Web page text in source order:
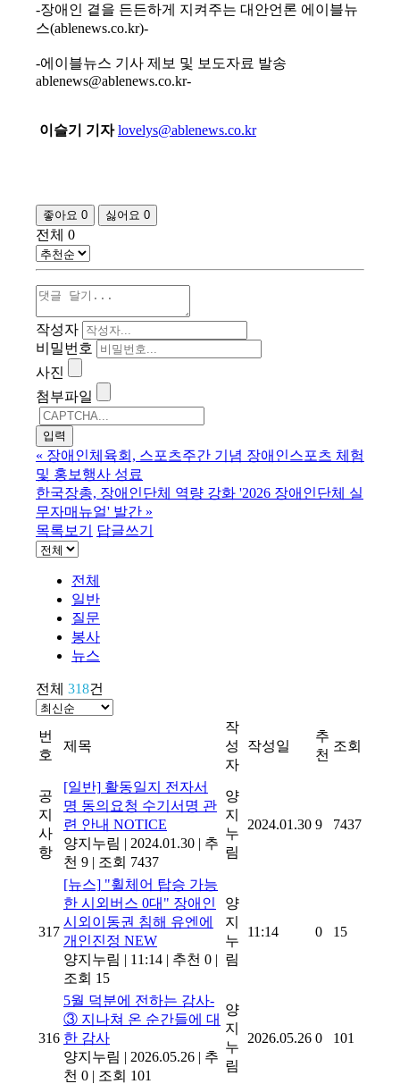
-장애인 곁을 든든하게 지켜주는 대안언론 에이블뉴
스(ablenews.co.kr)-
-에이블뉴스 기사 제보 및 보도자료 발송
ablenews@ablenews.co.kr-
이슬기 기자 lovelys@ablenews.co.kr
좋아요 0 싫어요 0
전체 0
작성자
비밀번호
사진
첨부파일
« 장애인체육회, 스포츠주간 기념 장애인스포츠 체험
및 홍보행사 성료
한국장총, 장애인단체 역량 강화 '2026 장애인단체 실
무자매뉴얼' 발간 »
목록보기
답글쓰기
전체
일반
질문
봉사
뉴스
전체 318건
번
호
제목
작
성
자
작성일
추
천
조회
공
지
사
항
[일반] 활동일지 전자서
명 동의요청 수기서명 관
련 안내 NOTICE
양지누림 | 2024.01.30 | 추
천 9 | 조회 7437
양
지
누
림
2024.01.30 9 7437
317
[뉴스] "휠체어 탑승 가능
한 시외버스 0대" 장애인
시외이동권 침해 유엔에
개인진정 NEW
양지누림 | 11:14 | 추천 0 |
조회 15
양
지
누
림
11:14 0 15
316
5월 덕분에 전하는 감사-
③ 지나쳐 온 순간들에 대
한 감사
양지누림 | 2026.05.26 | 추
천 0 | 조회 101
양
지
누
림
2026.05.26 0 101